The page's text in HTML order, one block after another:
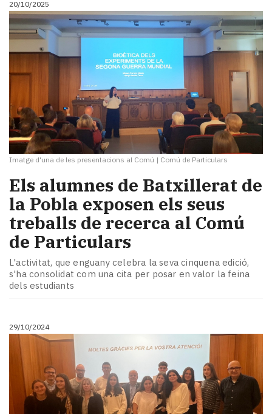
i
turisme
Cultura
Esports
Mai
tant!
i
mitjans
El
temps
Reportatges
Entrevistes
Enquestes
A
escena!
Dis
la
teva!
Subscriptors
La
Pallars
Contingut
patrocinat
Lo
més
llegit...
20/10/2025
Imatge d'una de les presentacions al Comú | Comú de Particulars
Els alumnes de Batxillerat de
la Pobla exposen els seus
treballs de recerca al Comú
de Particulars
L'activitat, que enguany celebra la seva cinquena edició,
s'ha consolidat com una cita per posar en valor la feina
dels estudiants
29/10/2024